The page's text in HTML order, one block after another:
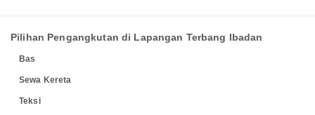
Pilihan Pengangkutan di Lapangan Terbang Ibadan
Bas
Sewa Kereta
Teksi